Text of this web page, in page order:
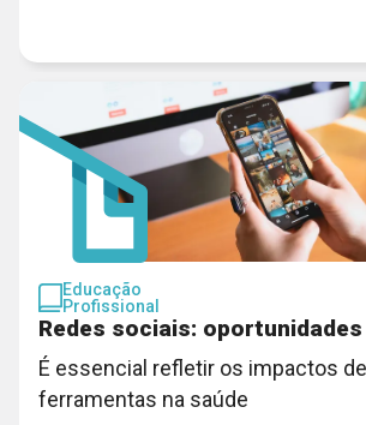
Educação
Profissional
Redes sociais:
É essencial refletir os impactos
ferramentas na saúde